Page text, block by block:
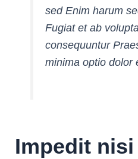
sed Enim harum
Fugiat et ab
consequuntur
minima optio dolor
Impedit